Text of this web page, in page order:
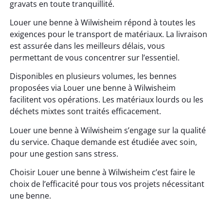
gravats en toute tranquillité.
Louer une benne à Wilwisheim répond à toutes les
exigences pour le transport de matériaux. La livraison
est assurée dans les meilleurs délais, vous
permettant de vous concentrer sur l’essentiel.
Disponibles en plusieurs volumes, les bennes
proposées via Louer une benne à Wilwisheim
facilitent vos opérations. Les matériaux lourds ou les
déchets mixtes sont traités efficacement.
Louer une benne à Wilwisheim s’engage sur la qualité
du service. Chaque demande est étudiée avec soin,
pour une gestion sans stress.
Choisir Louer une benne à Wilwisheim c’est faire le
choix de l’efficacité pour tous vos projets nécessitant
une benne.